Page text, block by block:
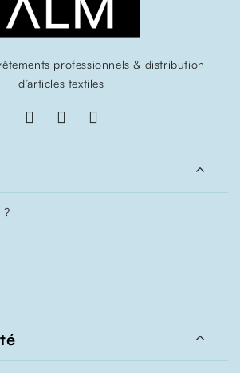
professionnels & distribution
d’articles textiles

?
